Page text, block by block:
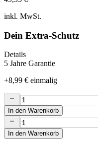
inkl. MwSt.
Dein Extra-Schutz
Details
5 Jahre Garantie
+8,99 € einmalig
In den Warenkorb
In den Warenkorb